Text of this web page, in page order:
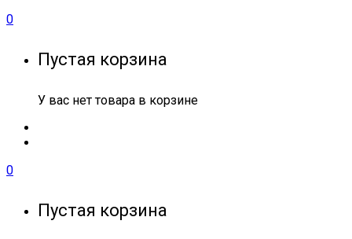
0
Пустая корзина
У вас нет товара в корзине
0
Пустая корзина